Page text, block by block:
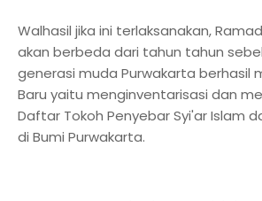
Walhasil jika ini terlaksanakan,
akan berbeda dari tahun tahun
generasi muda Purwakarta berhasil
Baru yaitu menginventarisasi dan
Daftar Tokoh Penyebar Syi'ar Islam
di Bumi Purwakarta.